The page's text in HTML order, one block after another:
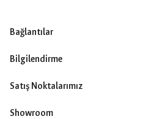
Bağlantılar
Bilgilendirme
Satış Noktalarımız
Showroom